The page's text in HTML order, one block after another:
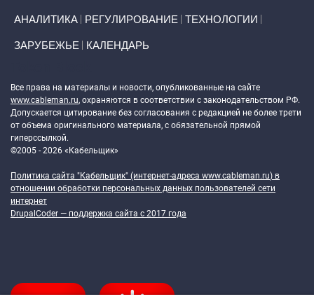
АНАЛИТИКА РЕГУЛИРОВАНИЕ ТЕХНОЛОГИИ
ЗАРУБЕЖЬЕ КАЛЕНДАРЬ
Все права на материалы и новости, опубликованные на сайте
www.cableman.ru, охраняются в соответствии с законодательством РФ.
Допускается цитирование без согласования с редакцией не более трети
от объема оригинального материала, с обязательной прямой
гиперссылкой.
©2005 - 2026 «Кабельщик»
Политика сайта "Кабельщик" (интернет-адреса www.cableman.ru) в
отношении обработки персональных данных пользователей сети
интернет
DrupalCoder — поддержка сайта c 2017 года